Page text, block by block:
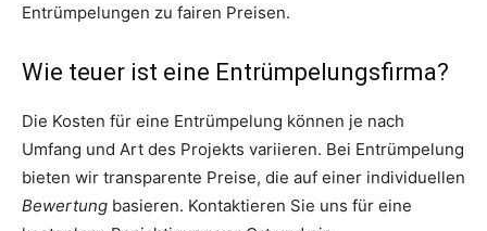
Entrümpelungen zu fairen Preisen.
Wie teuer ist eine Entrümpelungsfirma?
Die Kosten für eine Entrümpelung können je nach
Umfang und Art des Projekts variieren. Bei Entrümpelung
bieten wir transparente Preise, die auf einer individuellen
Bewertung basieren. Kontaktieren Sie uns für eine